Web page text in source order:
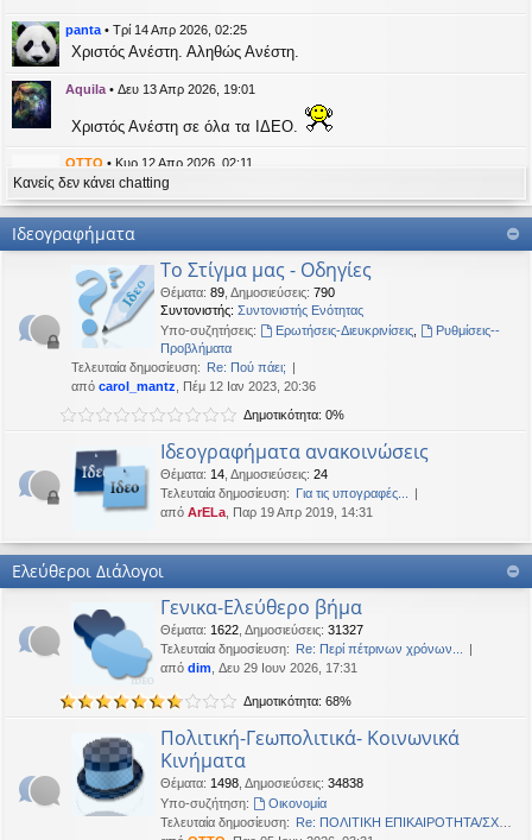
εις
η
panta • Τρί 14 Απρ 2026, 02:25
Χριστός Ανέστη. Αληθώς Ανέστη.
Aquila • Δευ 13 Απρ 2026, 19:01
Χριστός Ανέστη σε όλα τα ΙΔΕΟ.
OTTO • Κυρ 12 Απρ 2026, 02:11
likes this message
panta έγραψε:
Καλή Μεγάλη Εβδομάδα. Καλή Ανάσταση.
Καλή Ανάσταση σε όλους!
• Τετ 08 Απρ 2026, 14:21
pantaέγραψε:↑
Καλή Ανάσταση σε όλους!
Δευ 06 Απρ 2026, 02:48
Καλή Μεγάλη Εβδομάδα. Καλή Ανάσταση.
OTTO•Τετ 18 Μαρ 2026, 21:30
Oropion Τρί 17 Μαρ 2026, 07:43
Καλησπερα
panta•Δευ 16 Μαρ 2026, 03:18
Έκανε Like σε αυτό το μήνυμα
OTTO έγραψε:↑
Καλώστονε. Είναι υπό κατοχή στο καθεστώς ΝΔ.
Δευ 16 Φεβ 2026, 18:20
Κανείς δεν κάνει chatting
Ιδεογραφήματα
Το Στίγμα μας - Οδηγίες
Θέματα: 89 Δημοσιεύσεις: 790
Συντονιστής: Συντονιστής Ενότητας
Υπο-συζητήσεις:
Ερωτήσεις-Διευκρινίσεις,
Ρυθμίσεις--
Προβλήματα
Τελευταία δημοσίευση: Re: Πού πάει;
από carol_mantz , Πέμ 12 Ιαν 2023, 20:36
Δημοτικότητα: 0%
Ιδεογραφήματα ανακοινώσεις
Θέματα: 14 Δημοσιεύσεις: 24
Τελευταία δημοσίευση: Για τις υπογραφές...
από ArELa , Παρ 19 Απρ 2019, 14:31
Ελεύθεροι Διάλογοι
Γενικα-Ελεύθερο βήμα
Θέματα: 1622 Δημοσιεύσεις: 31327
Τελευταία δημοσίευση: Re: Περί πέτρινων χρόνων...
από dim , Δευ 29 Ιουν 2026, 17:31
Δημοτικότητα: 68%
Πολιτική-Γεωπολιτικά- Κοινωνικά
Κινήματα
Θέματα: 1498 Δημοσιεύσεις: 34838
Υπο-συζήτηση:
Oικονομία
Τελευταία δημοσίευση: Re: ΠΟΛΙΤΙΚΗ ΕΠΙΚΑΙΡΟΤΗΤΑ/ΣΧΟ…